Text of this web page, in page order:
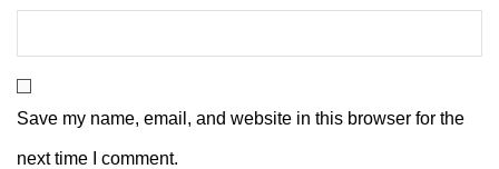
Save my name, email, and website in this browser for the
next time I comment.